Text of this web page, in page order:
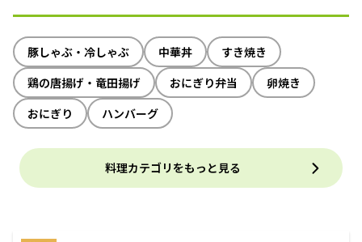
豚しゃぶ・冷しゃぶ 中華丼
すき焼き
鶏の唐揚げ・竜田揚げ
おにぎり弁当
卵焼き
おにぎり
ハンバーグ
料理カテゴリをもっと見る